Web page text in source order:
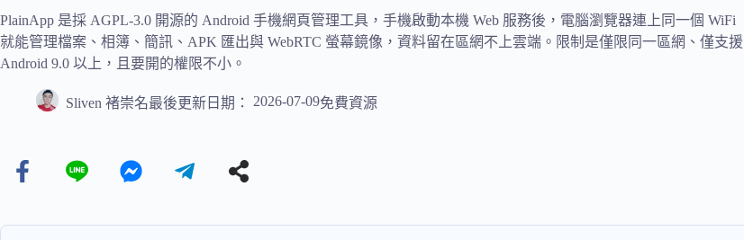
PlainApp 是採 AGPL-3.0 開源的 Android 手機網頁管理工具，手機啟動本機 Web 服務後，電腦瀏覽器連上同一個 WiFi
就能管理檔案、相簿、簡訊、APK 匯出與 WebRTC 螢幕鏡像，資料留在區網不上雲端。限制是僅限同一區網、僅支援
Android 9.0 以上，且要開的權限不小。
Sliven 褚崇名最後更新日期： 2026-07-09免費資源